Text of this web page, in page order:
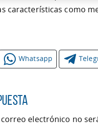
características como
Whatsapp
electrónico no